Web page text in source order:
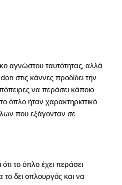
αγνώστου ταυτότητας, αλλά
στις κάννες προδίδει την
να περάσει κάποιο
όπλο ήταν χαρακτηριστικό
που εξάγονταν σε
το όπλο έχει περάσει
το δει οπλουργός και να